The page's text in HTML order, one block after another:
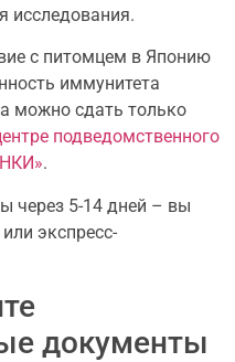
исследования.
с питомцем в Японию
иммунитета
можно сдать только
подведомственного
.
через 5-14 дней – вы
экспресс-
документы